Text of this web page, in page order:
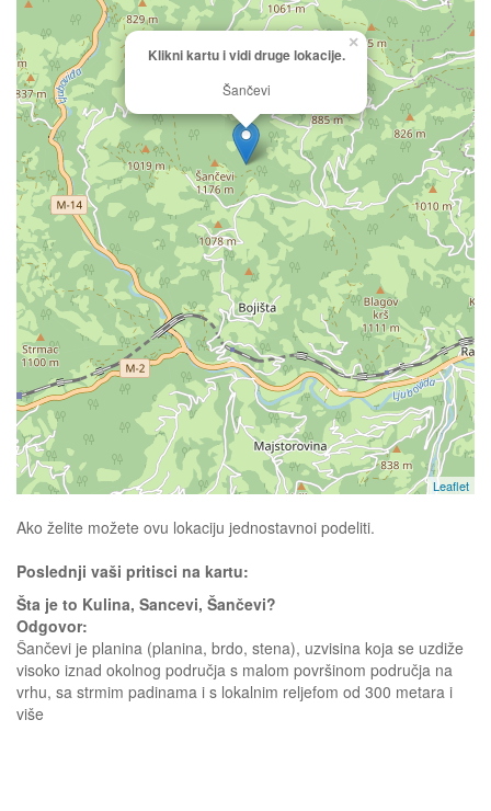
Klikni kartu i vidi druge lokacije.
Šančevi
×
Leaflet
Ako želite možete ovu lokaciju jednostavnoi podeliti.
Poslednji vaši pritisci na kartu:
Šta je to Kulina, Sancevi, Šančevi?
Odgovor:
Šančevi je planina (planina, brdo, stena), uzvisina koja se uzdiže
visoko iznad okolnog područja s malom površinom područja na
vrhu, sa strmim padinama i s lokalnim reljefom od 300 metara i
više